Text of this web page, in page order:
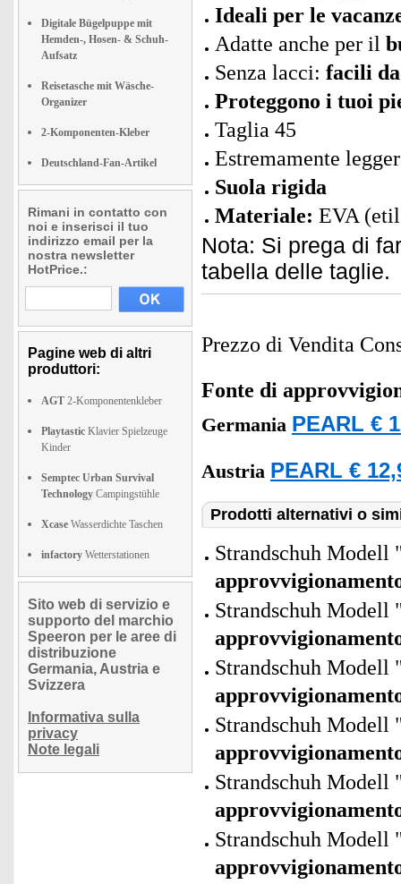
Digitale Bügelpuppe mit
Hemden-, Hosen- & Schuh-
Aufsatz
Reisetasche mit Wäsche-
Organizer
2-Komponenten-Kleber
Deutschland-Fan-Artikel
Rimani in contatto con
noi e inserisci il tuo
indirizzo email per la
nostra newsletter
HotPrice.:
Pagine web di altri
produttori:
AGT 2-Komponentenkleber
Playtastic Klavier Spielzeuge
Kinder
Semptec Urban Survival
Technology Campingstühle
Xcase Wasserdichte Taschen
infactory Wetterstationen
Sito web di servizio e
supporto del marchio
Speeron per le aree di
distribuzione
Germania, Austria e
Svizzera
Informativa sulla
privacy
Note legali
Ideali per le
Adatte anche per il
Senza lacci: facili
Proteggono i tuoi
Taglia 45
Estremamente
Suola rigida
Materiale: EVA
Nota: Si prega di
tabella delle taglie.
Prezzo di Vendita
Fonte di
Germania PEARL €
Austria PEARL €
Prodotti alternativi o
Strandschuh Modell
Strandschuh Modell
Strandschuh Modell
Strandschuh Modell
Strandschuh Modell
Strandschuh Modell